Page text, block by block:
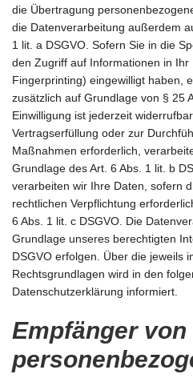
die Übertragung
die Datenverarbeitung außerdem
1 lit. a DSGVO. Sofern Sie in die
den Zugriff auf Informationen in Ihr
Fingerprinting) eingewilligt haben,
zusätzlich auf Grundlage von § 25
Einwilligung ist jederzeit
Vertragserfüllung oder zur
Maßnahmen erforderlich,
Grundlage des Art. 6 Abs. 1 lit. b
verarbeiten wir Ihre Daten, sofern
rechtlichen Verpflichtung
6 Abs. 1 lit. c DSGVO. Die
Grundlage unseres berechtigten
DSGVO erfolgen. Über die jeweils
Rechtsgrundlagen wird in den
Datenschutzerklärung informiert.
Empfänger von